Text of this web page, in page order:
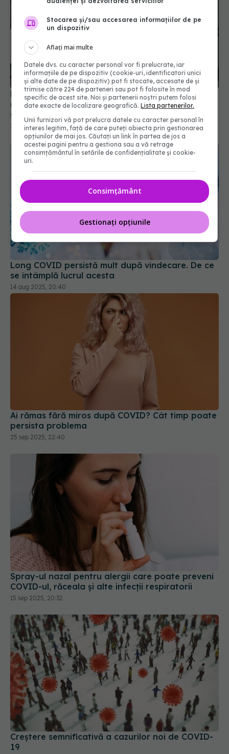
Numărul cazurilor de COVID 19 scade, dar
reinfectările continuă să crească. Ce trebuie să
știi
23 sep 2025, 16:30
Long COVID persistă mult după vindecare. De ce
se întâmplă lucrul acesta
14 aug 2025, 20:40
Ai rămas fără miros după COVID? Cât timp poate
persista problema
25 sep 2025, 22:40
Spray-ul nazal pentru alergii care poate preveni
COVID-ul, răceala și alte infecții respiratorii
15 sep 2025, 20:32
Creștere semnificativă a cazurilor noi de COVID-
19
Stocarea și/sau accesarea informațiilor de pe
un dispozitiv
Aflați mai multe
Datele dvs. cu caracter personal vor fi prelucrate, iar
informațiile de pe dispozitiv (cookie-uri, identificatori unici
și alte date de pe dispozitiv) pot fi stocate, accesate de și
trimise către 224 de parteneri sau pot fi folosite în mod
specific de acest site. Noi și partenerii noștri putem folosi
date exacte de localizare geografică.Lista partenerilor.
Unii furnizori vă pot prelucra datele cu caracter personal în
interes legitim, față de care puteți obiecta prin gestionarea
opțiunilor de mai jos. Căutați un link în partea de jos a
acestei pagini pentru a gestiona sau a vă retrage
consimțământul în setările de confidențialitate și cookie-
uri.
Consimțământ
Gestionați opțiunile